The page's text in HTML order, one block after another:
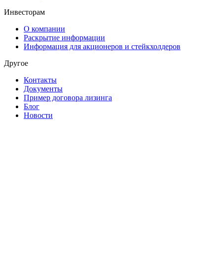
Инвесторам
О компании
Раскрытие информации
Информация для акционеров и стейкхолдеров
Другое
Контакты
Документы
Пример договора лизинга
Блог
Новости